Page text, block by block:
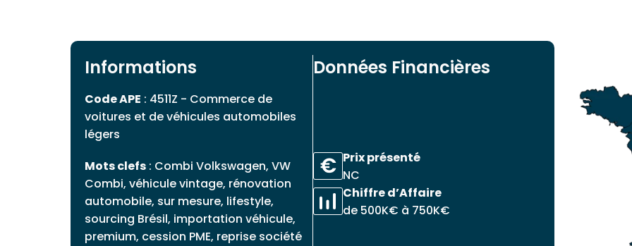
Informations
Code APE : 4511Z - Commerce de
voitures et de véhicules automobiles
légers
Mots clefs : Combi Volkswagen, VW
Combi, véhicule vintage, rénovation
automobile, sur mesure, lifestyle,
sourcing Brésil, importation véhicule,
premium, cession PME, reprise société
Données Financières
Prix présenté
NC
Chiffre d’Affaire
de 500K€ à 750K€